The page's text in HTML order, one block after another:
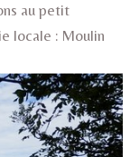
au petit
locale : Moulin